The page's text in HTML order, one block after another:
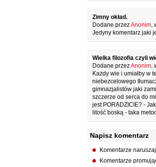
Zimny okład.
Dodane przezAnonim,
Jedyny komentarz jaki
Wielka filozofia czyli
Dodane przezAnonim,
Każdy wie i umiałby w
niebezcelowego
gimnazjalistów jaki
szczerze od serca do
jest PORADZICIE? -
litość boską - taka
Napisz komentarz
Komentarze
Komentarze